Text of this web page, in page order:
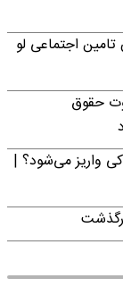
اجتماعی لو
حقوق
واریز می‌شود؟ |